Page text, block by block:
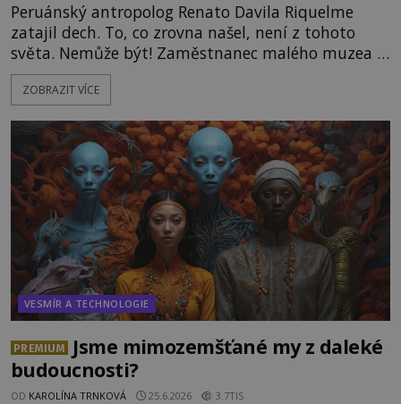
Peruánský antropolog Renato Davila Riquelme
zatajil dech. To, co zrovna našel, není z tohoto
světa. Nemůže být! Zaměstnanec malého muzea v
peruánském městečku Andahuaylillas nedaleko
legendárního Cuzca pomalu sestupuje z posvátné
Právě nalezl ostatky dvou mimozemšťanů! Vědci
nad nálezem kroutí hlavou. Už na
ZOBRAZIT VÍCE
VESMÍR A TECHNOLOGIE
PREMIUM
Jsme mimozemšťané my z daleké
budoucnosti?
OD KAROLÍNA TRNKOVÁ 25.6.2026 3.7TIS